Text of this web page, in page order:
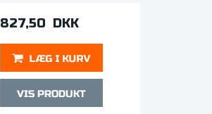
827,50 DKK